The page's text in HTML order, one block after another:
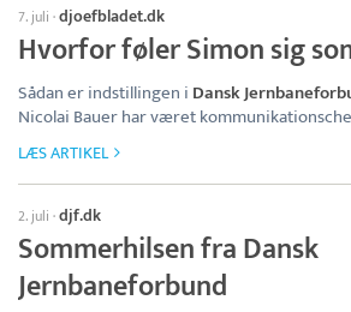
7. juli ·djoefbladet.dk
Hvorfor føler Simon sig
Sådan er indstillingen i Dansk
Nicolai Bauer har været
LÆS ARTIKEL
2. juli ·djf.dk
Sommerhilsen fra Dansk
Jernbaneforbund